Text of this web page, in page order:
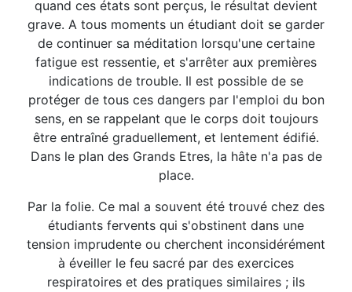
quand ces états sont perçus, le résultat devient
grave. A tous moments un étudiant doit se garder
de continuer sa méditation lorsqu'une certaine
fatigue est ressentie, et s'arrêter aux premières
indications de trouble. Il est possible de se
protéger de tous ces dangers par l'emploi du bon
sens, en se rappelant que le corps doit toujours
être entraîné graduellement, et lentement édifié.
Dans le plan des Grands Etres, la hâte n'a pas de
place.
Par la folie. Ce mal a souvent été trouvé chez des
étudiants fervents qui s'obstinent dans une
tension imprudente ou cherchent inconsidérément
à éveiller le feu sacré par des exercices
respiratoires et des pratiques similaires ; ils